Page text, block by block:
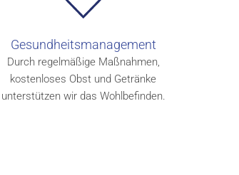
Gesundheitsmanagement
Durch regelmäßige Maßnahmen,
kostenloses Obst und Getränke
unterstützen wir das Wohlbefinden.